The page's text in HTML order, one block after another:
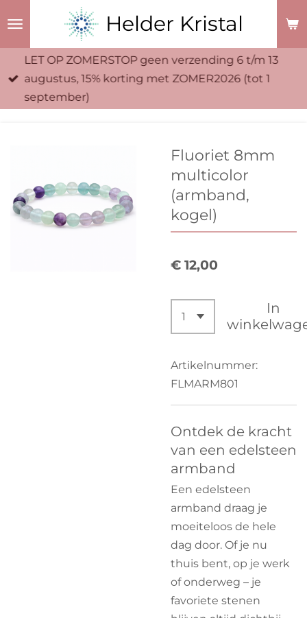
naar
Helder Kristal
LET OP ZOMERSTOP geen verzending 6 t/m 13
augustus, 15% korting met ZOMER2026 (tot 1
september)
Fluoriet 8mm
multicolor
(armband,
kogel)
€ 12,00
In
Artikelnummer:
FLMARM801
Ontdek de kracht
van een edelsteen
armband
Een edelsteen
armband draag je
moeiteloos de hele
dag door. Of je nu
thuis bent, op je werk
of onderweg – je
favoriete stenen